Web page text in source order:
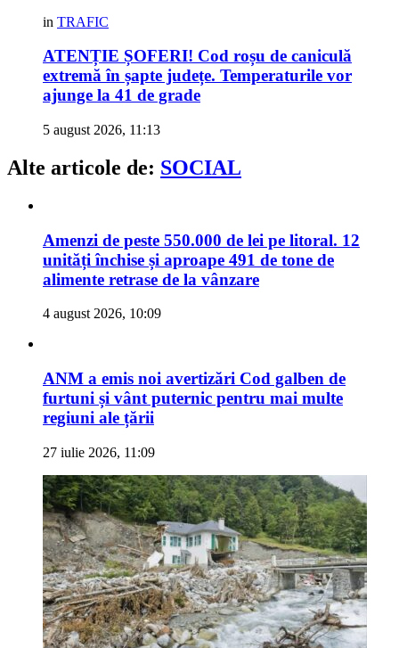
in TRAFIC
ATENȚIE ȘOFERI! Cod roșu de caniculă
extremă în șapte județe. Temperaturile vor
ajunge la 41 de grade
5 august 2026, 11:13
Alte articole de: SOCIAL
Amenzi de peste 550.000 de lei pe litoral. 12
unități închise și aproape 491 de tone de
alimente retrase de la vânzare
4 august 2026, 10:09
ANM a emis noi avertizări Cod galben de
furtuni și vânt puternic pentru mai multe
regiuni ale țării
27 iulie 2026, 11:09